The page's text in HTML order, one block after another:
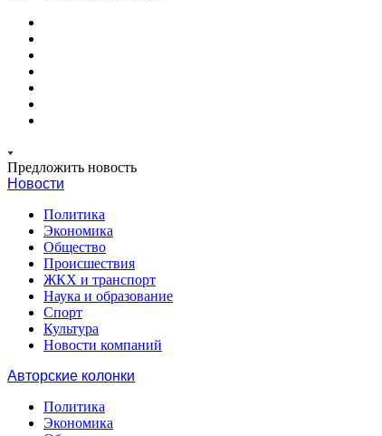
Предложить новость
Новости
Политика
Экономика
Общество
Происшествия
ЖКХ и транспорт
Наука и образование
Спорт
Культура
Новости компаний
Авторские колонки
Политика
Экономика